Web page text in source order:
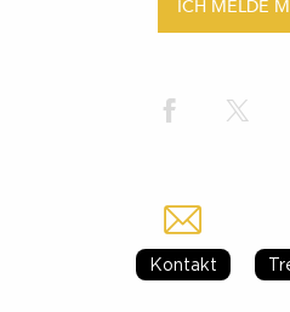
ICH MELDE
Kontakt